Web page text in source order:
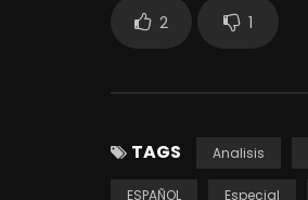
2 1
TAGS Analisis
ESPAÑOL Especial